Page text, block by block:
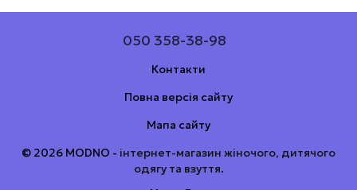
050 358-38-98
Контакти
Повна версія сайту
Мапа сайту
© 2026 MODNO - інтернет-магазин жіночого, дитячого
одягу та взуття.